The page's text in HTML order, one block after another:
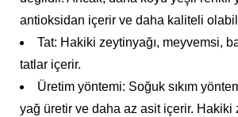
antioksidan içerir ve daha kaliteli
Tat: Hakiki zeytinyağı, meyvemsi,
tatlar içerir.
Üretim yöntemi: Soğuk sıkım
yağ üretir ve daha az asit içerir. Hakiki